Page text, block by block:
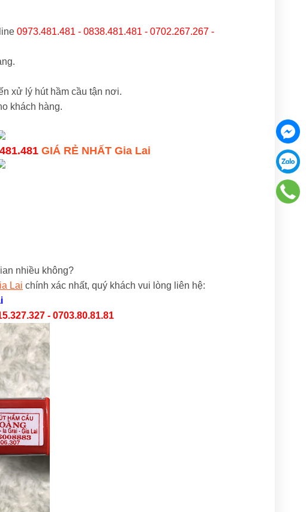
0973.481.481 - 0838.481.481 - 0702.267.267 -
xử lý hút hầm cầu tận nơi.
khách hàng.
GIÁ RẺ NHẤT Gia Lai
nhiều không?
Lai chính xác nhất, quý khách vui lòng liên hệ:
- 0703.80.81.81